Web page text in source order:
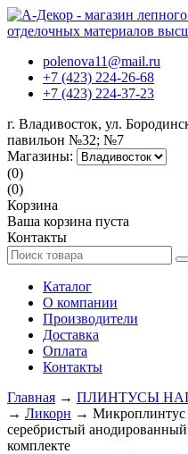
polenova11@mail.ru
+7 (423) 224-26-68
+7 (423) 224-37-23
г. Владивосток, ул.
павильон №32; №7
Магазины:
(0)
(0)
Корзина
Ваша корзина пуста
Контакты
Каталог
О компании
Производители
Доставка
Оплата
Контакты
Главная → ПЛИНТУСЫ
→ Ликорн → Микроплинтус
серебристый
комплекте